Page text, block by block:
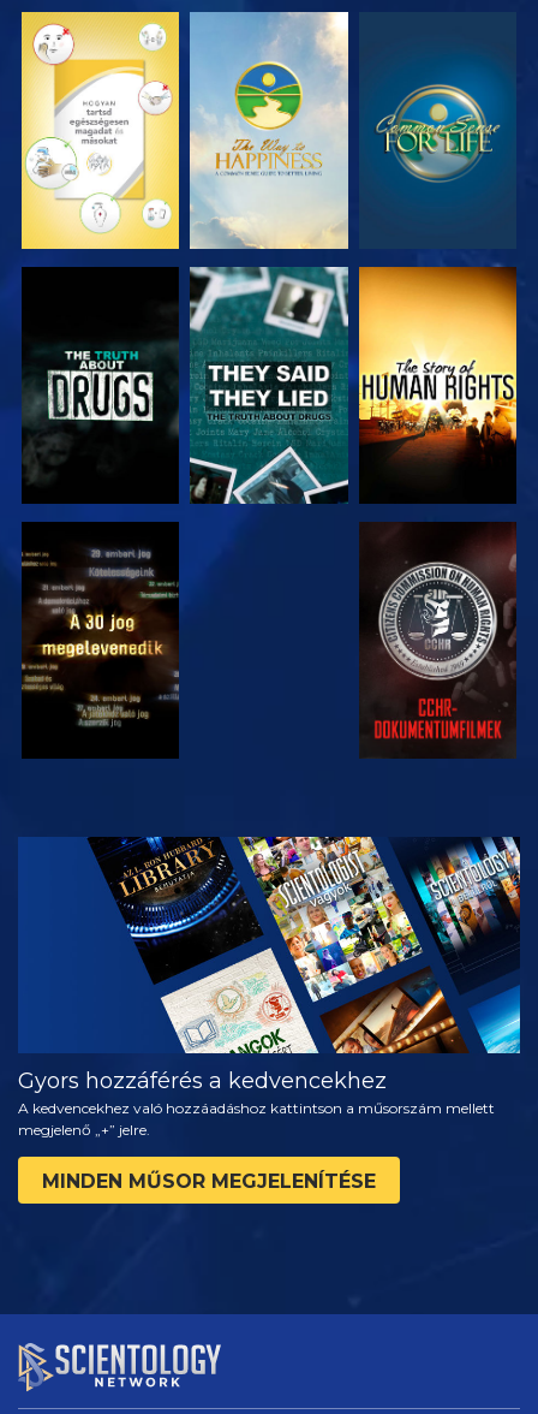
MŰSORNÉZÉS MŰSORNÉZÉS MŰSORNÉZÉS
MŰSORNÉZÉS MŰSORNÉZÉS MŰSORNÉZÉS
MŰSORNÉZÉS MŰSORNÉZÉS
MŰSORNÉZÉS
A SOROZAT
RÉSZEI
Gyors hozzáférés a kedvencekhez
A kedvencekhez való hozzáadáshoz kattintson a műsorszám mellett
megjelenő „+” jelre.
MINDEN MŰSOR MEGJELENÍTÉSE